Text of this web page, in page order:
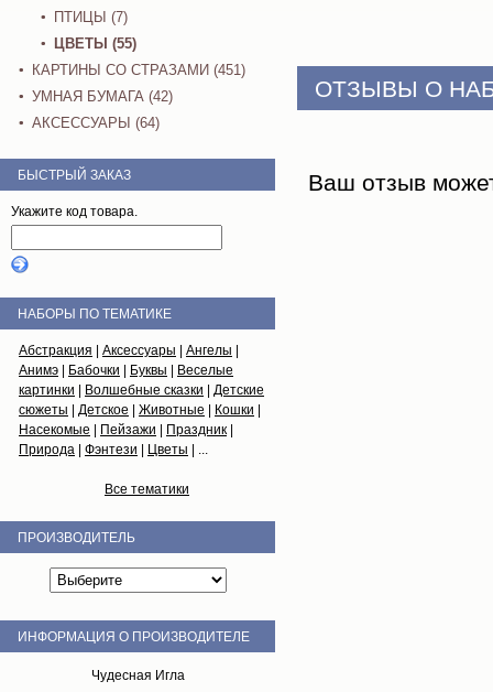
ОТЗЫВЫ О
Ваш отзыв
ПТИЦЫ (7)
ЦВЕТЫ (55)
КАРТИНЫ СО СТРАЗАМИ (451)
УМНАЯ БУМАГА (42)
АКСЕССУАРЫ (64)
БЫСТРЫЙ ЗАКАЗ
Укажите код товара.
НАБОРЫ ПО ТЕМАТИКЕ
Абстракция Аксессуары Ангелы
Анимэ
Бабочки Буквы
Веселые
картинки
Волшебные сказки
Детские
сюжеты
Детское Животные Кошки
Насекомые
Пейзажи Праздник
Природа
Фэнтези Цветы | ...
Все тематики
ПРОИЗВОДИТЕЛЬ
ИНФОРМАЦИЯ О ПРОИЗВОДИТЕЛЕ
Чудесная Игла